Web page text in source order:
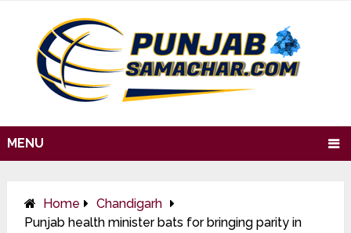
MENU
Home
Chandigarh
Punjab health minister bats for bringing parity in